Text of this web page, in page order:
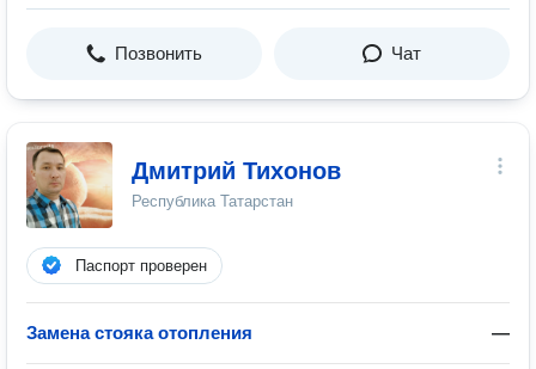
Позвонить Чат
Дмитрий Тихонов
Республика Татарстан
Паспорт проверен
Замена стояка отопления —